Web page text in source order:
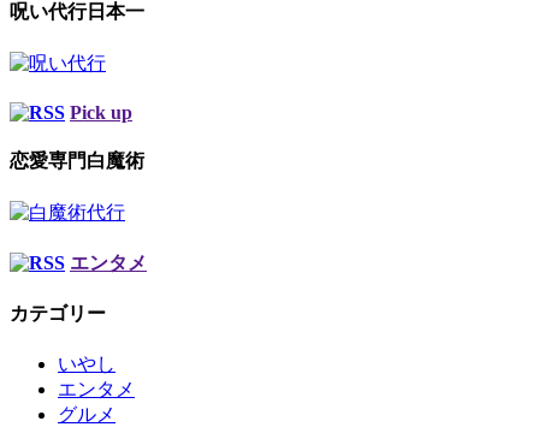
呪い代行日本一
Pick up
恋愛専門白魔術
エンタメ
カテゴリー
いやし
エンタメ
グルメ